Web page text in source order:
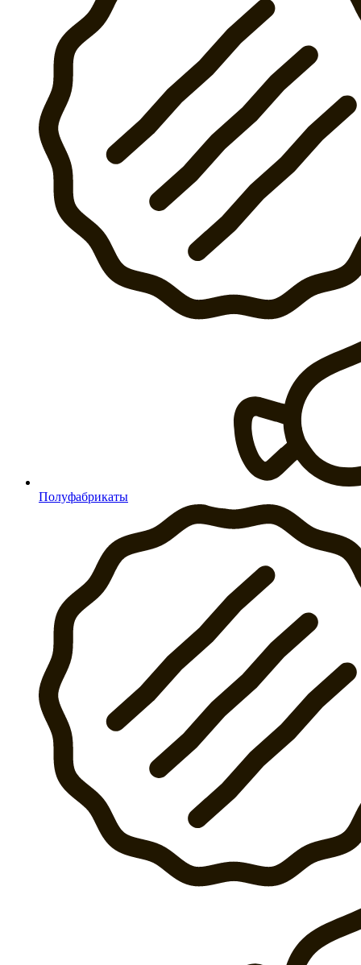
Полуфабрикаты